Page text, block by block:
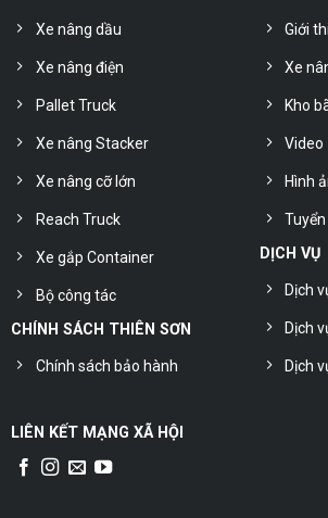
Xe nâng dầu
Xe nâng điện
Pallet Truck
Xe nâng Stacker
Xe nâng cỡ lớn
Reach Truck
Xe gắp Container
Bộ công tác
CHÍNH SÁCH THIÊN SƠN
Chính sách bảo hành
Giới
Xe
Kho
Video
Hình
DỊCH VỤ
Dịch
Dịch
Dịch
LIÊN KẾT MẠNG XÃ HỘI